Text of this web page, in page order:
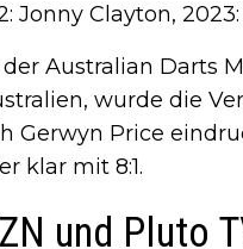
Jonny Clayton,
Australian Darts
wurde die
Gerwyn Price
klar mit 8:1.
und Pluto